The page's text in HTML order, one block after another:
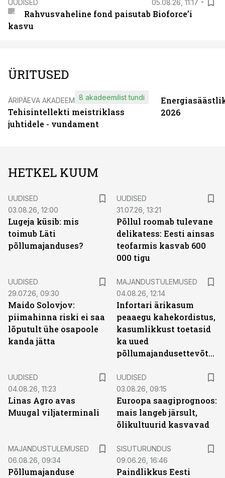
UUDISED 05.08.26, 11:17
Rahvusvaheline fond paisutab Bioforce’i
kasvu
ÜRITUSED
ÄRIPÄEVA AKADEEMIA
Tehisintellekti meistriklass
juhtidele - vundament
8 akadeemilist tundi
2026
HETKEL KUUM
UUDISED
03.08.26, 12:00
Lugeja küsib: mis
toimub Läti
põllumajanduses?
UUDISED
31.07.26, 13:21
Põllul roomab tulevane
delikatess: Eesti ainsas
teofarmis kasvab 600
000 tigu
UUDISED
29.07.26, 09:30
Maido Solovjov:
piimahinna riski ei saa
lõputult ühe osapoole
kanda jätta
MAJANDUSTULEMUSED
04.08.26, 12:14
Infortari ärikasum
peaaegu kahekordistus,
kasumlikkust toetasid
ka uued
põllumajandusettevõtted
UUDISED
04.08.26, 11:23
Linas Agro avas
Muugal viljaterminali
UUDISED
03.08.26, 09:15
Euroopa saagiprognoos:
mais langeb järsult,
õlikultuurid kasvavad
MAJANDUSTULEMUSED
06.08.26, 09:34
Põllumajanduse
SISUTURUNDUS
09.06.26, 16:46
Paindlikkus Eesti